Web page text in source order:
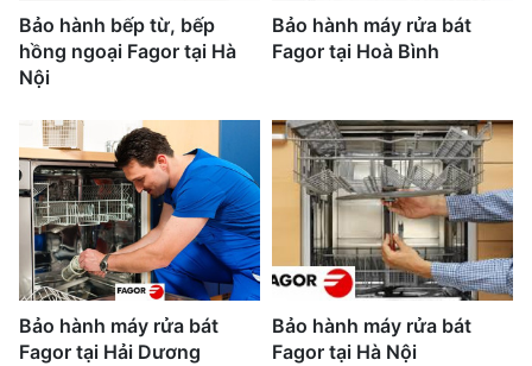
Bảo hành bếp từ, bếp
hồng ngoại Fagor tại Hà
Nội
Bảo hành máy rửa bát
Fagor tại Hoà Bình
Bảo hành máy rửa bát
Fagor tại Hải Dương
Bảo hành máy rửa bát
Fagor tại Hà Nội